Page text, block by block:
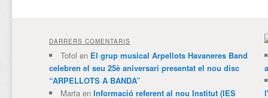
DARRERS COMENTARIS
Tofol en El grup musical Arpellots Havaneres Band
celebren el seu 25è aniversari presentat el nou disc
“ARPELLOTS A BANDA”
Martaen Informació referent al nou Institut (IES